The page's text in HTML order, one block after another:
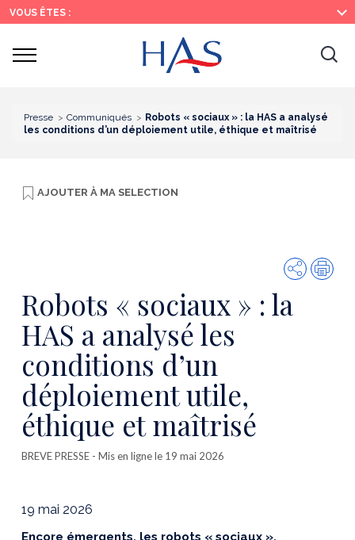
Recherche
Menu
principal
Contenu
principal
VOUS ÊTES :
Ouvrir
Presse Communiqués
Robots « sociaux » : la HAS a analysé
les conditions d’un déploiement utile, éthique et maîtrisé
AJOUTER À MA SELECTION
Partager
Robots « sociaux » : la
HAS a analysé les
conditions d’un
déploiement utile,
éthique et maîtrisé
BREVE PRESSE - Mis en ligne le 19 mai 2026
19 mai 2026